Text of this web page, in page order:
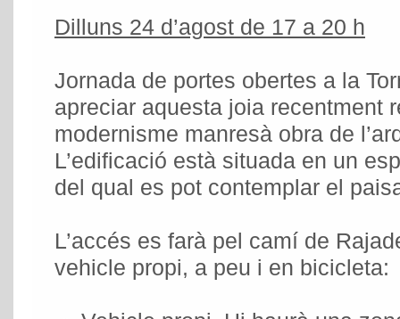
Dilluns 24 d’agost de 17 a 20 h
Jornada de portes obertes a la
apreciar aquesta joia recentment
modernisme manresà obra de
L’edificació està situada en un
del qual es pot contemplar el
L’accés es farà pel camí de
vehicle propi, a peu i en bicicleta: